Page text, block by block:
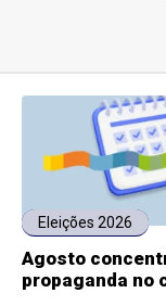
Eleições 2026
Agosto
propaganda no